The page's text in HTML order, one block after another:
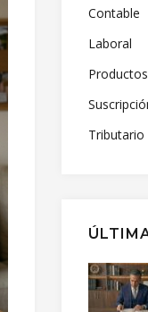
Contable
Laboral
Productos
Tributario